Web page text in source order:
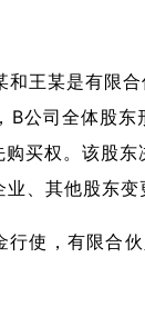
王某是有限
公司全体股
买权。该股东
、其他股东变
使，有限合